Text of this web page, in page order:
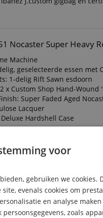
Nocaster Super Heavy
Machine
geselecteerde essen met
1-delig Rift Sawn esdoorn
x Custom Shop Hand-Wound
Super Faded Aged
Lacquer
Hardshell Case
Shop 1957
serie
Esdoorn / Esdoorn
Custom Shop Hand-Wound
voor
gebruiken we cookies.
evenals cookies om
en analyse
zoals